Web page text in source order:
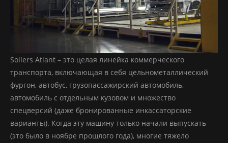
Sollers Atlant – это целая линейка коммерческого
транспорта, включающая в себя цельнометаллический
фургон, автобус, грузопассажирский автомобиль,
автомобиль с отдельным кузовом и множество
спецверсий (даже бронированные инкассаторские
варианты). Когда эту машину только начали выпускать
(это было в ноябре прошлого года), многие тяжело